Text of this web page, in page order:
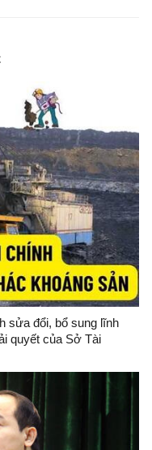
sửa đổi, bổ sung lĩnh
quyết của Sở Tài